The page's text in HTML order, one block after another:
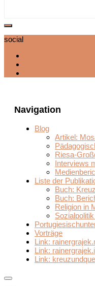
social
Navigation
Blog
Artikel:
Riesa-
Interviews
Liste der
Buch:
Buch:
Religion in
Vorträge
Link:
Link:
Link: